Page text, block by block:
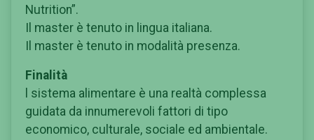
Nutrition”.
Il master è tenuto in lingua italiana.
Il master è tenuto in modalità presenza.
Finalità
l sistema alimentare è una realtà complessa
guidata da innumerevoli fattori di tipo
economico, culturale, sociale ed ambientale.